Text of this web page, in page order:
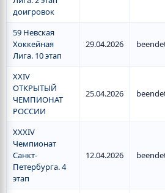
доигровок
59 Невская
Хоккейная
Лига. 10 этап
29.04.2026
XXIV
ОТКРЫТЫЙ
ЧЕМПИОНАТ
РОССИИ
25.04.2026
XXXIV
Чемпионат
Санкт-
Петербурга. 4
этап
12.04.2026